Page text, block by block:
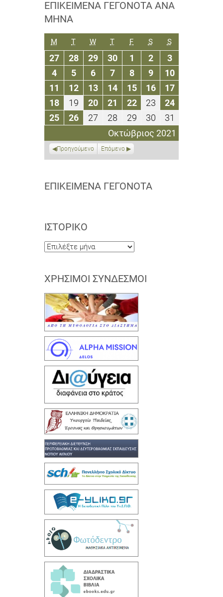
ΕΠΙΚΕΊΜΕΝΑ ΓΕΓΟΝΌΤΑ ΑΝΆ
ΜΉΝΑ
Οκτώβριος 2021
M ΔΕΥΤΈΡΑ
TΤΡΊΤΗ
WΤΕΤΆΡΤΗ
TΠΈΜΠΤΗ
FΠΑΡΑΣΚΕΥΉ
SΣΆΒΒΑΤΟ
SΚΥΡΙΑΚΉ
2727
Σεπτεμβρίου
2021
2828
Σεπτεμβρίου
2021
2929
Σεπτεμβρίου
2021
3030
Σεπτεμβρίου
2021
1
Οκτωβρίου
2021
22
Οκτωβρίου
2021
33
Οκτωβρίου
2021
44
Οκτωβρίου
2021
55
Οκτωβρίου
2021
66
Οκτωβρίου
2021
77
Οκτωβρίου
2021
88
Οκτωβρίου
2021
99
Οκτωβρίου
2021
1010
Οκτωβρίου
2021
11
Οκτωβρίου
2021
1212
Οκτωβρίου
2021
1313
Οκτωβρίου
2021
1414
Οκτωβρίου
2021
1515
Οκτωβρίου
2021
1616
Οκτωβρίου
2021
1717
Οκτωβρίου
2021
1818
Οκτωβρίου
2021
19
Οκτωβρίου
2021
2020
Οκτωβρίου
2021
21
Οκτωβρίου
2021
2222
Οκτωβρίου
2021
2323
Οκτωβρίου
2021
2424
Οκτωβρίου
2021
2525
Οκτωβρίου
2626
Οκτωβρίου
27
Οκτωβρίου
2021
28
Οκτωβρίου
2021
2929
Οκτωβρίου
2021
3030
Οκτωβρίου
2021
31
Οκτωβρίου
2021
Προηγούμενο Επόμενο
ΕΠΙΚΕΊΜΕΝΑ ΓΕΓΟΝΌΤΑ
ΙΣΤΟΡΙΚΌ
Ιστορικό
ΧΡΉΣΙΜΟΙ ΣΎΝΔΕΣΜΟΙ